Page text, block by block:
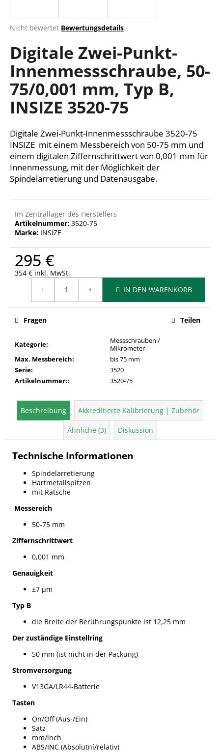
Die
Produktbewertung
ist
0,0
von
5
Sternen.
Nicht bewertet Bewertungsdetails
Digitale Zwei-Punkt-
Innenmessschraube, 50-
75/0,001 mm, Typ B,
INSIZE 3520-75
Digitale Zwei-Punkt-Innenmessschraube 3520-75
INSIZE mit einem Messbereich von 50-75 mm und
einem digitalen Ziffernschrittwert von 0,001 mm für
Innenmessung, mit der Möglichkeit der
Spindelarretierung und Datenausgabe.
Im Zentrallager des Herstellers
Artikelnummer: 3520-75
Marke: INSIZE
295 €
354 € inkl. MwSt.
IN DEN WARENKORB
Kategorie:
Messschrauben /
Mikrometer
Max. Messbereich:
bis 75 mm
Serie:
3520
Artikelnummer:: 3520-75
Fragen Teilen
Beschreibung Akkreditierte Kalibrierung | Zubehör
Ähnliche (3) Diskussion
Technische Informationen
Spindelarretierung
Hartmetallspitzen
mit Ratsche
Messereich
50-75 mm
Ziffernschrittwert
0,001 mm
Genauigkeit
±7 µm
Typ B
die Breite der Berührungspunkte ist 12,25 mm
Der zuständige Einstellring
50 mm (ist nicht in der Packung)
Stromversorgung
V13GA/LR44-Batterie
Tasten
On/Off (Aus-/Ein)
Satz
mm/inch
ABS/INC (Absolutní/relativ)
W
i
r
e
p
f
e
h
l
n